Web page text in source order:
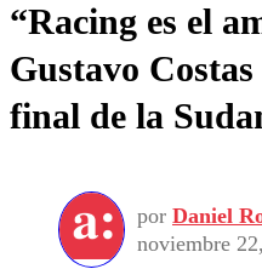
Frecuencias
Agricultura
Deportes
Colo Colo
Seleccion
Torneo
Economía
Internacional
Opinión
“Racing es el
Gustavo
final de la
por Daniel
noviembre